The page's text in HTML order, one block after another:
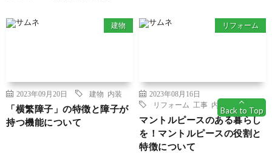
建物
2023年09月20日 建物 内装
「横繁障子」の特徴と障子が
持つ機能について
リフォーム
2023年08月16日
リフォーム
工事 内装
マントルピースのある暮らし
を！マントルピースの役割と
特徴について
Back to Top